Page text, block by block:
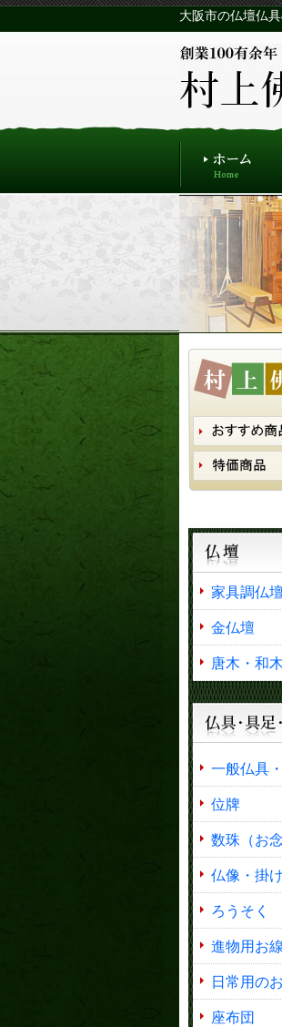
大阪市の仏壇仏
家具調仏壇
金仏壇
唐木・和
一般仏具
位牌
数珠（お念
仏像・掛
ろうそく
進物用お
日常用の
座布団